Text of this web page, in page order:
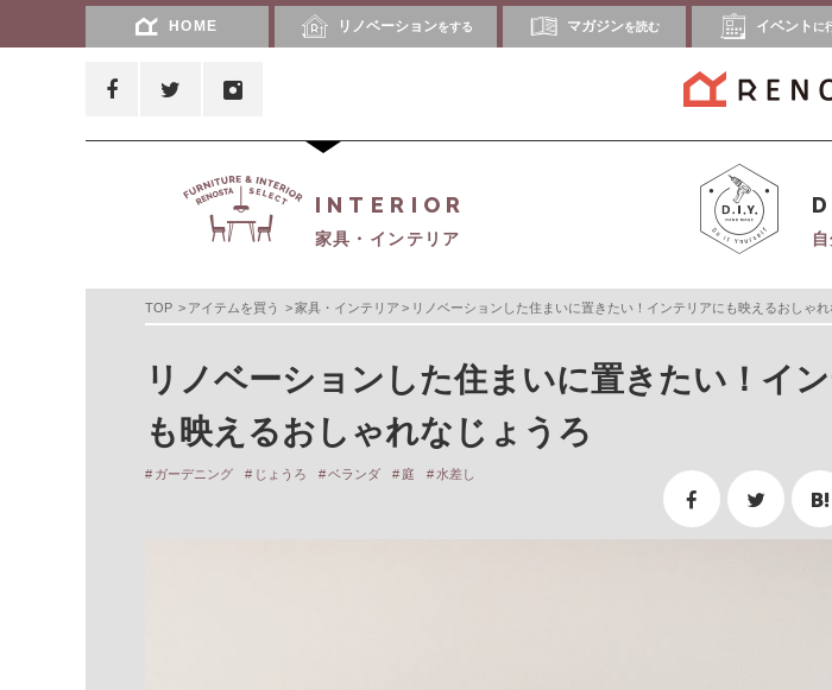
HOME リノベーションをする マガジンを読む イベント に
INTERIOR
家具・インテリア
TOP アイテムを買う 家具・インテリア リノベーションした住まいに置きたい！インテリアにも映えるおしゃ
リノベーションした住まいに置きたい！イ
も映えるおしゃれなじょうろ
ガーデニング じょうろ ベランダ 庭 水差し